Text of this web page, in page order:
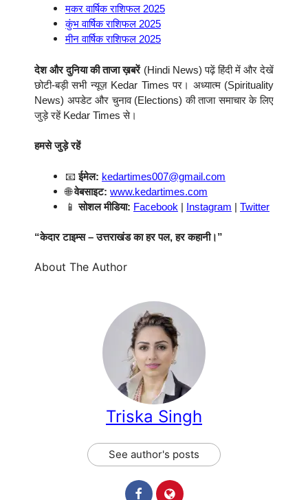
मकर वार्षिक राशिफल 2025
कुंभ वार्षिक राशिफल 2025
मीन वार्षिक राशिफल 2025
देश और दुनिया की ताजा ख़बरें(Hindi News) पढ़ें हिंदी में और देखें
छोटी-बड़ी सभी न्यूज़ Kedar Times पर। अध्यात्म (Spirituality
News) अपडेट और चुनाव (Elections) की ताजा समाचार के लिए
जुड़े रहें Kedar Times से।
हमसे जुड़े रहें
📧ईमेल: kedartimes007@gmail.com
🌐वेबसाइट: www.kedartimes.com
📱सोशल मीडिया: Facebook | Instagram | Twitter
“केदार टाइम्स – उत्तराखंड का हर पल, हर कहानी।”
About The Author
Triska Singh
See author's posts